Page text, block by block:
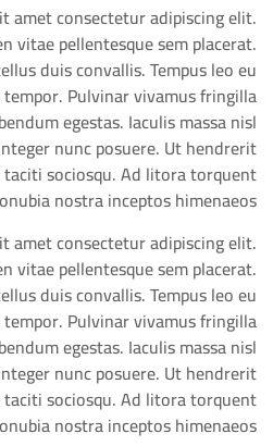
amet consectetur adipiscing elit.
vitae pellentesque sem placerat.
duis convallis. Tempus leo eu
Pulvinar vivamus fringilla
egestas. Iaculis massa nisl
nunc posuere. Ut hendrerit
sociosqu. Ad litora torquent
nostra inceptos himenaeos.
amet consectetur adipiscing elit.
vitae pellentesque sem placerat.
duis convallis. Tempus leo eu
Pulvinar vivamus fringilla
egestas. Iaculis massa nisl
nunc posuere. Ut hendrerit
sociosqu. Ad litora torquent
nostra inceptos himenaeos.